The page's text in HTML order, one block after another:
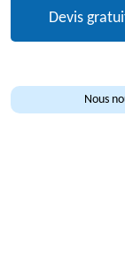
Devis
Nous